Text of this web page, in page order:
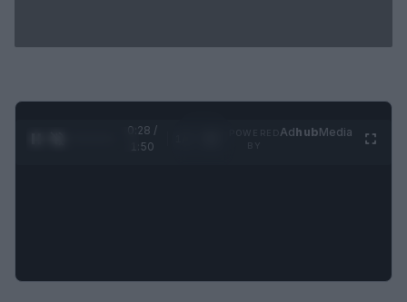
0:29 /
1:50
AdhubMedia